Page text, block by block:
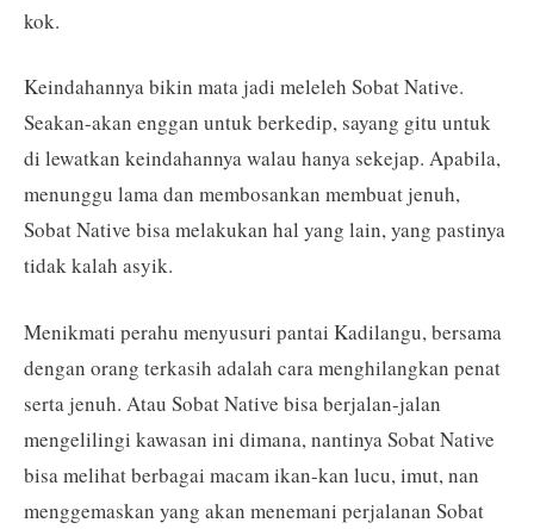
kok.
Keindahannya bikin mata jadi meleleh Sobat Native.
Seakan-akan enggan untuk berkedip, sayang gitu untuk
di lewatkan keindahannya walau hanya sekejap. Apabila,
menunggu lama dan membosankan membuat jenuh,
Sobat Native bisa melakukan hal yang lain, yang pastinya
tidak kalah asyik.
Menikmati perahu menyusuri pantai Kadilangu, bersama
dengan orang terkasih adalah cara menghilangkan penat
serta jenuh. Atau Sobat Native bisa berjalan-jalan
mengelilingi kawasan ini dimana, nantinya Sobat Native
bisa melihat berbagai macam ikan-kan lucu, imut, nan
menggemaskan yang akan menemani perjalanan Sobat